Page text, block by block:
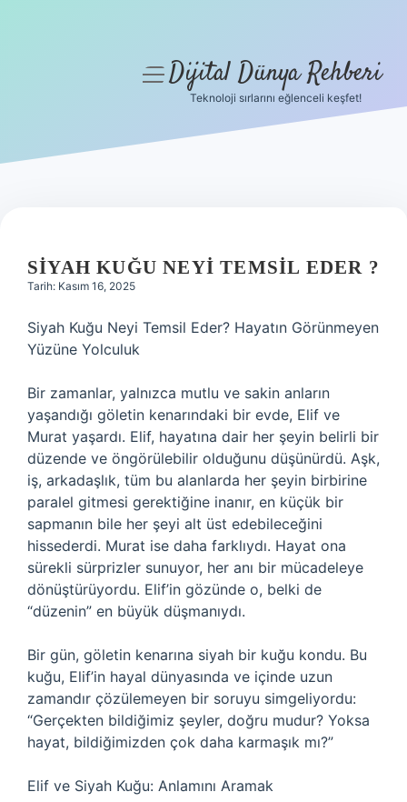
Hakkımızda
menüyüDijital Dünya Rehberi
Teknoloji sırlarını eğlenceli keşfet!
SIYAH KUĞU NEYI TEMSIL EDER ?
Tarih: Kasım 16, 2025
Siyah Kuğu Neyi Temsil Eder? Hayatın Görünmeyen
Yüzüne Yolculuk
Bir zamanlar, yalnızca mutlu ve sakin anların
yaşandığı göletin kenarındaki bir evde, Elif ve
Murat yaşardı. Elif, hayatına dair her şeyin belirli bir
düzende ve öngörülebilir olduğunu düşünürdü. Aşk,
iş, arkadaşlık, tüm bu alanlarda her şeyin birbirine
paralel gitmesi gerektiğine inanır, en küçük bir
sapmanın bile her şeyi alt üst edebileceğini
hissederdi. Murat ise daha farklıydı. Hayat ona
sürekli sürprizler sunuyor, her anı bir mücadeleye
dönüştürüyordu. Elif’in gözünde o, belki de
“düzenin” en büyük düşmanıydı.
Bir gün, göletin kenarına siyah bir kuğu kondu. Bu
kuğu, Elif’in hayal dünyasında ve içinde uzun
zamandır çözülemeyen bir soruyu simgeliyordu:
“Gerçekten bildiğimiz şeyler, doğru mudur? Yoksa
hayat, bildiğimizden çok daha karmaşık mı?”
Elif ve Siyah Kuğu: Anlamını Aramak